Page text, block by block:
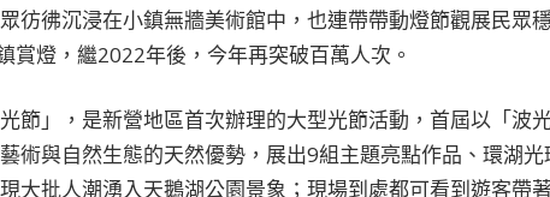
彷彿沉浸在小鎮無牆美術館中，也連帶帶動燈節觀展民眾
賞燈，繼2022年後，今年再突破百萬人次。
節」，是新營地區首次辦理的大型光節活動，首屆以「波
術與自然生態的天然優勢，展出9組主題亮點作品、環湖
大批人潮湧入天鵝湖公園景象；現場到處都可看到遊客帶